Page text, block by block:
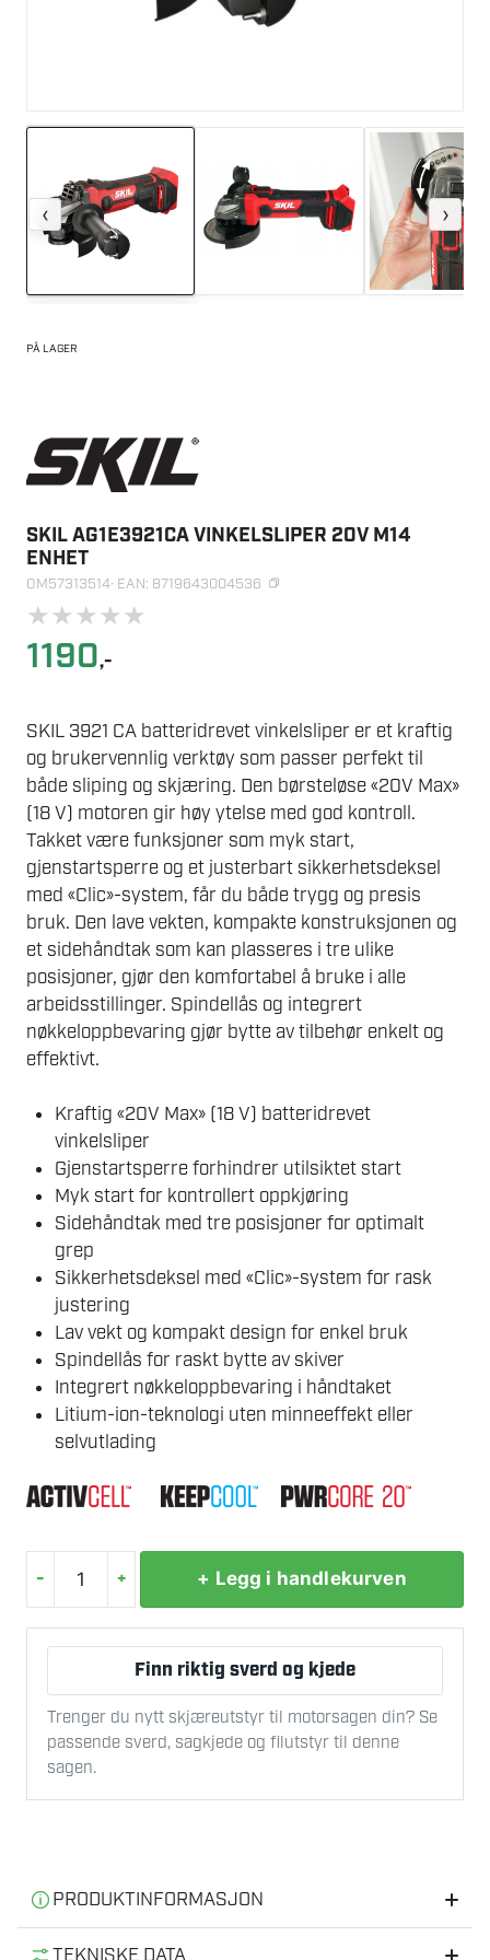
‹ ›
PÅ LAGER
SKIL AG1E3921CA VINKELSLIPER 20V M14
ENHET
OM57313514· EAN: 8719643004536
★★★★★
1190,-
SKIL 3921 CA batteridrevet vinkelsliper er et kraftig
og brukervennlig verktøy som passer perfekt til
både sliping og skjæring. Den børsteløse «20V Max»
(18 V) motoren gir høy ytelse med god kontroll.
Takket være funksjoner som myk start,
gjenstartsperre og et justerbart sikkerhetsdeksel
med «Clic»-system, får du både trygg og presis
bruk. Den lave vekten, kompakte konstruksjonen og
et sidehåndtak som kan plasseres i tre ulike
posisjoner, gjør den komfortabel å bruke i alle
arbeidsstillinger. Spindellås og integrert
nøkkeloppbevaring gjør bytte av tilbehør enkelt og
effektivt.
Kraftig «20V Max» (18 V) batteridrevet
vinkelsliper
Gjenstartsperre forhindrer utilsiktet start
Myk start for kontrollert oppkjøring
Sidehåndtak med tre posisjoner for optimalt
grep
Sikkerhetsdeksel med «Clic»-system for rask
justering
Lav vekt og kompakt design for enkel bruk
Spindellås for raskt bytte av skiver
Integrert nøkkeloppbevaring i håndtaket
Litium-ion-teknologi uten minneeffekt eller
selvutlading
-
VINKELSLIPER
20V
M14
ENHET
antall
+ + Legg i handlekurven
Finn riktig sverd og kjede
Trenger du nytt skjæreutstyr til motorsagen din? Se
passende sverd, sagkjede og filutstyr til denne
sagen.
PRODUKTINFORMASJON
TEKNISKE DATA